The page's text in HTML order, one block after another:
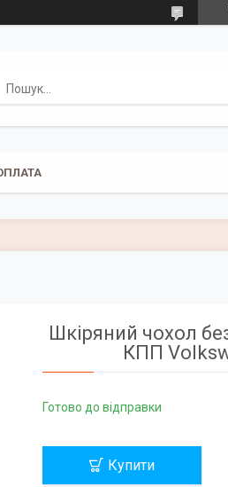
Шкіряний чохол
КПП
Готово до відправки
Купити